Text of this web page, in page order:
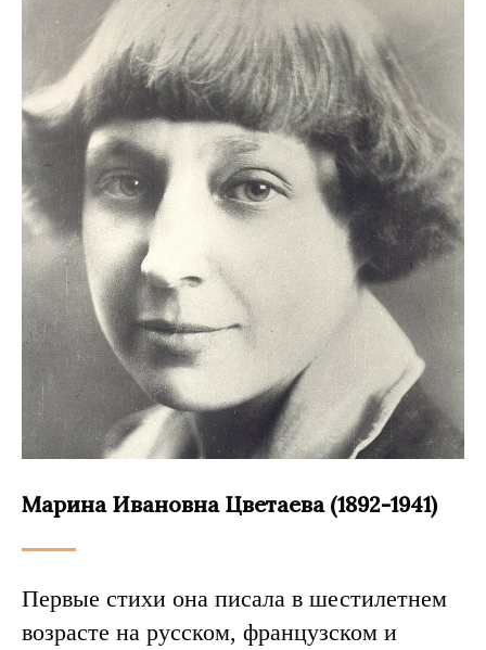
Марина Ивановна Цветаева (1892-1941)
Первые стихи она писала в шестилетнем
возрасте на русском, французском и